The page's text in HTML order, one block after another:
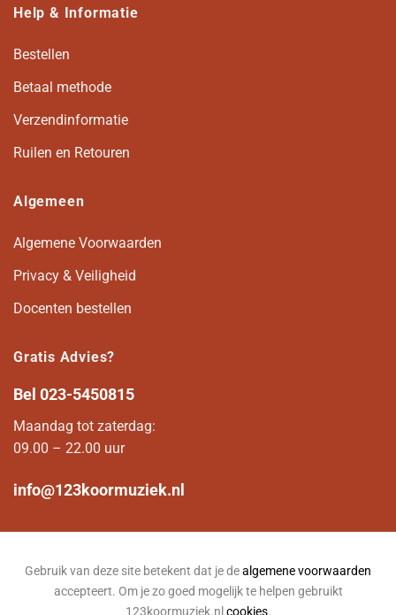
Help & Informatie
Bestellen
Betaal methode
Verzendinformatie
Ruilen en Retouren
Algemeen
Algemene Voorwaarden
Privacy & Veiligheid
Docenten bestellen
Gratis Advies?
Bel 023-5450815
Maandag tot zaterdag:
09.00 – 22.00 uur
info@123koormuziek.nl
Gebruik van deze site betekent dat je dealgemene voorwaarden
accepteert. Om je zo goed mogelijk te helpen gebruikt